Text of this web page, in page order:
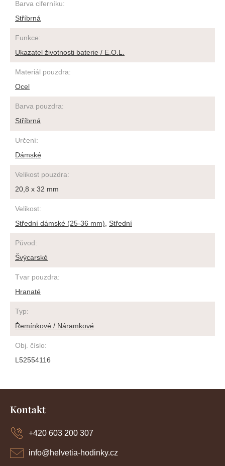
Barva ciferníku:
Stříbrná
Funkce:
Ukazatel životnosti baterie / E.O.L.
Materiál pouzdra:
Ocel
Barva pouzdra:
Stříbrná
Určení:
Dámské
Velikost pouzdra:
20,8 x 32 mm
Velikost:
Střední dámské (25-36 mm)
Střední
Původ:
Švýcarské
Tvar pouzdra:
Hranaté
Typ:
Řemínkové / Náramkové
Obj. číslo:
L52554116
Kontakt
info@helvetia-hodinky.cz
+420 603 200 307